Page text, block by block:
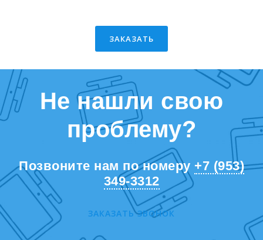
ЗАКАЗАТЬ
Не нашли свою
проблему?
Позвоните нам по номеру +7 (953)
349-3312
ЗАКАЗАТЬ ЗВОНОК